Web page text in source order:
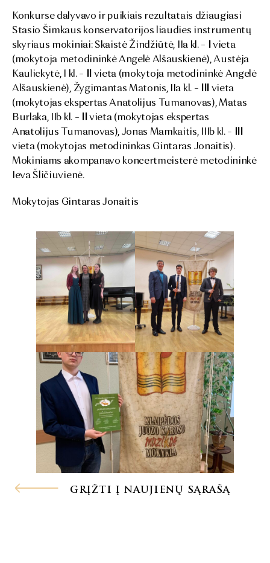
Konkurse dalyvavo ir puikiais rezultatais džiaugiasi
Stasio Šimkaus konservatorijos liaudies instrumentų
skyriaus mokiniai: Skaistė Žindžiūtė, IIa kl. –
vieta
(mokytoja metodininkė Angelė Alšauskienė), Austėja
Kaulickytė, I kl. –
vieta (mokytoja metodininkė Angelė
Alšauskienė), Žygimantas Matonis, IIa kl. –
vieta
(mokytojas ekspertas Anatolijus Tumanovas), Matas
Burlaka, IIb kl. –
vieta (mokytojas ekspertas
Anatolijus Tumanovas), Jonas Mamkaitis, IIIb kl. –
vieta (mokytojas metodininkas Gintaras Jonaitis).
Mokiniams akompanavo koncertmeisterė metodininkė
Ieva Šličiuvienė.
Mokytojas Gintaras Jonaitis
GRĮŽTI Į NAUJIENŲ SĄRAŠĄ